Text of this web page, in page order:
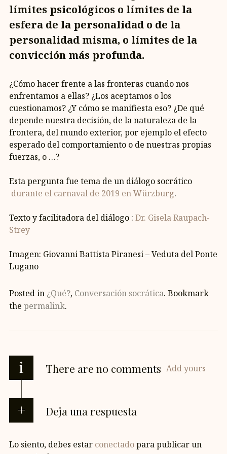
límites psicológicos o límites de la
esfera de la personalidad o de la
personalidad misma, o límites de la
convicción más profunda.
¿Cómo hacer frente a las fronteras cuando nos
enfrentamos a ellas? ¿Los aceptamos o los
cuestionamos? ¿Y cómo se manifiesta eso? ¿De qué
depende nuestra decisión, de la naturaleza de la
frontera, del mundo exterior, por ejemplo el efecto
esperado del comportamiento o de nuestras propias
fuerzas, o …?
Esta pergunta fue tema de un diálogo socrático
durante el carnaval de 2019 en Würzburg.
Texto y facilitadora del diálogo : Dr. Gisela Raupach-
Strey
Imagen: Giovanni Battista Piranesi – Veduta del Ponte
Lugano
Posted in ¿Qué?, Conversación socrática. Bookmark
the permalink.
i There are no comments Add yours
Deja una respuesta
Lo siento, debes estar conectadopara publicar un